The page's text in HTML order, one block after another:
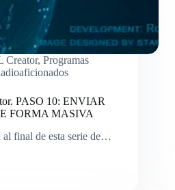
Creator, Programas
PASO 10: ENVIAR
FORMA MASIVA
al final de esta serie de…